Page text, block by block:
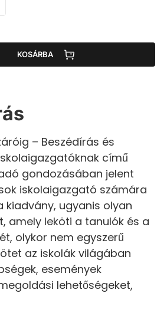
KOSÁRBA
– Beszédírás és
című
gondozásában jelent
iskolaigazgató számára
kiadvány, ugyanis olyan
amely leköti a tanulók és a
olykor nem egyszerű
az iskolák világában
események
lehetőségeket,